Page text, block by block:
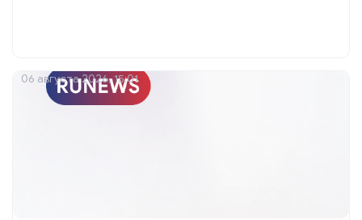
06 августа 2026, 15:01